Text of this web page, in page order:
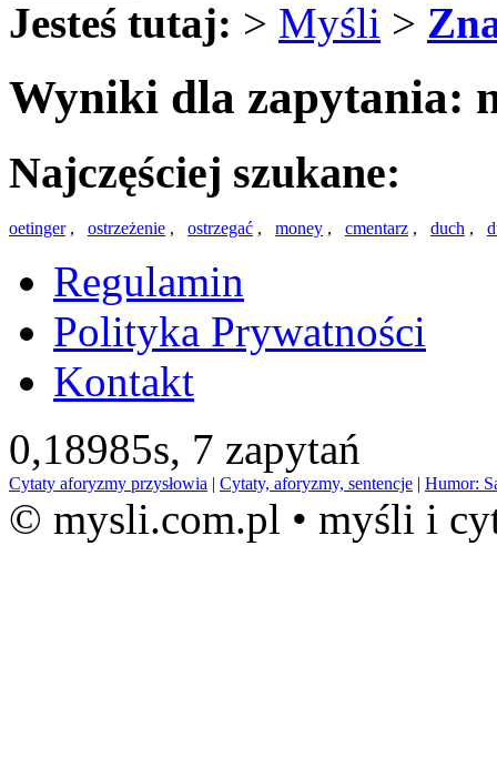
Jesteś tutaj: > Myśli >
Wyniki dla zapytania:
Najczęściej szukane:
oetinger, ostrzeżenie , ostrzegać , money , cmentarz , duch ,
Regulamin
Polityka Prywatności
Kontakt
0,18985s, 7 zapytań
Cytaty aforyzmy przysłowia | Cytaty, aforyzmy, sentencje | Humor:
© mysli.com.pl • myśli i